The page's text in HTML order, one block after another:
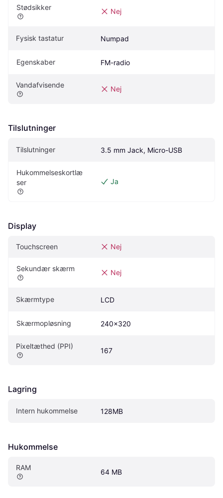
Stødsikker Nej
Fysisk tastatur Numpad
Egenskaber FM-radio
Vandafvisende Nej
Tilslutninger
Tilslutninger 3.5 mm Jack, Micro-USB
Hukommelseskortlæ
ser
Ja
Display
Touchscreen Nej
Sekundær skærm Nej
Skærmtype LCD
Skærmopløsning 240x320
Pixeltæthed (PPI)
167
Lagring
Intern hukommelse 128MB
Hukommelse
RAM
64 MB